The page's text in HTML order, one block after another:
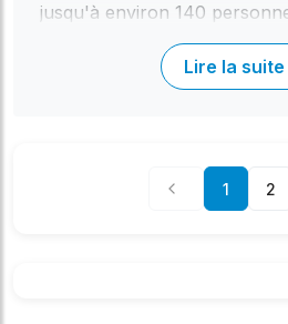
jusqu'à environ 140
plateforme se positionne
découverte privilégié, sans
sur vos transactions. Le
(mairie ou gestionnaire) et
l'intégralité de votre
Lire la suite
1 2